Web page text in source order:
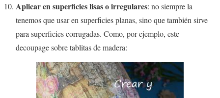
Aplicar en superficies lisas o irregulares: no siempre la
tenemos que usar en superficies planas, sino que también sirve
para superficies corrugadas. Como, por ejemplo, este
decoupage sobre tablitas de madera: